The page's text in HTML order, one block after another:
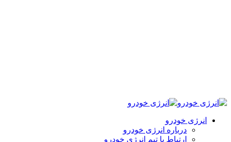
انرژی خودرو
درباره انرژی خودرو
ارتباط با تیم انرژی خودرو